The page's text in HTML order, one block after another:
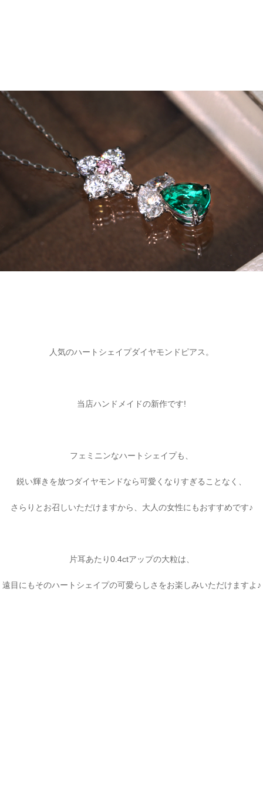
人気のハートシェイプダイヤモンドピアス。
当店ハンドメイドの新作です!
フェミニンなハートシェイプも、
鋭い輝きを放つダイヤモンドなら可愛くなりすぎることなく、
さらりとお召しいただけますから、大人の女性にもおすすめです♪
片耳あたり0.4ctアップの大粒は、
遠目にもそのハートシェイプの可愛らしさをお楽しみいただけますよ♪